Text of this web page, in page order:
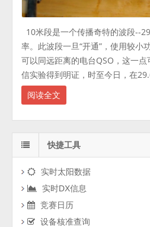
10米段是一个传播奇特的波段--
率。此波段一旦“开通”，使用较小
可以同远距离的电台QSO，这一
信实验得到明证，时至今日，在
阅读全文
快捷工具
实时太阳数据
实时DX信息
竞赛日历
设备核准查询